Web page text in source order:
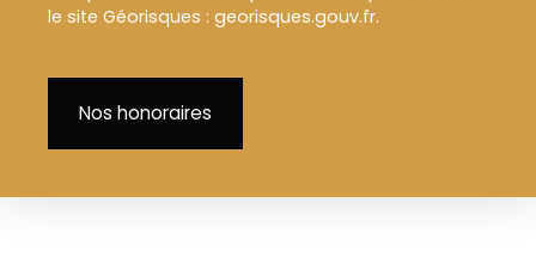
le site Géorisques : georisques.gouv.fr.
Nos honoraires